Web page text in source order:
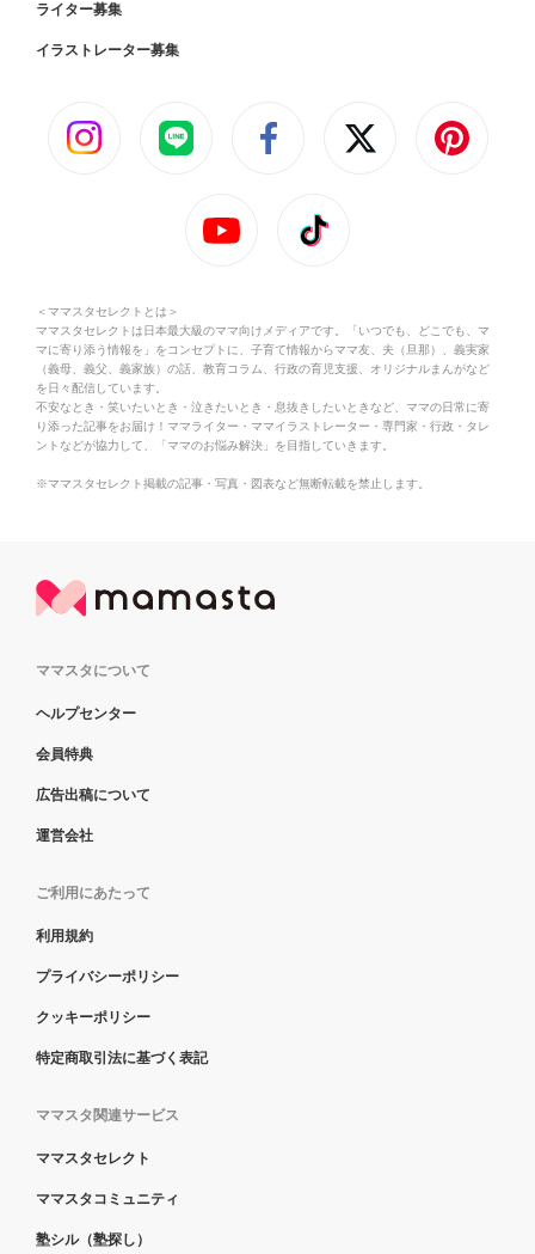
ライター募集
イラストレーター募集
＜ママスタセレクトとは＞
ママスタセレクトは日本最大級のママ向けメディアです。「いつでも、どこでも、マ
マに寄り添う情報を」をコンセプトに、子育て情報からママ友、夫（旦那）、義実家
（義母、義父、義家族）の話、教育コラム、行政の育児支援、オリジナルまんがなど
を日々配信しています。
不安なとき・笑いたいとき・泣きたいとき・息抜きしたいときなど、ママの日常に寄
り添った記事をお届け！ママライター・ママイラストレーター・専門家・行政・タレ
ントなどが協力して、「ママのお悩み解決」を目指していきます。
※ママスタセレクト掲載の記事・写真・図表など無断転載を禁止します。
ママスタについて
ヘルプセンター
会員特典
広告出稿について
運営会社
ご利用にあたって
利用規約
プライバシーポリシー
クッキーポリシー
特定商取引法に基づく表記
ママスタ関連サービス
ママスタセレクト
ママスタコミュニティ
塾シル（塾探し）